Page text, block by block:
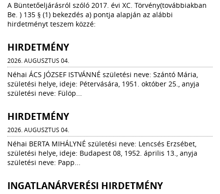
A Büntetőeljárásról szóló 2017. évi XC. Törvény(továbbiakban
Be. ) 135 § (1) bekezdés a) pontja alapján az alábbi
hirdetményt teszem közzé:
HIRDETMÉNY
2026. AUGUSZTUS 04.
Néhai ÁCS JÓZSEF ISTVÁNNÉ születési neve: Szántó Mária,
születési helye, ideje: Pétervására, 1951. október 25., anyja
születési neve: Fülöp...
HIRDETMÉNY
2026. AUGUSZTUS 04.
Néhai BERTA MIHÁLYNÉ születési neve: Lencsés Erzsébet,
születési helye, ideje: Budapest 08, 1952. április 13., anyja
születési neve: Papp...
INGATLANÁRVERÉSI HIRDETMÉNY